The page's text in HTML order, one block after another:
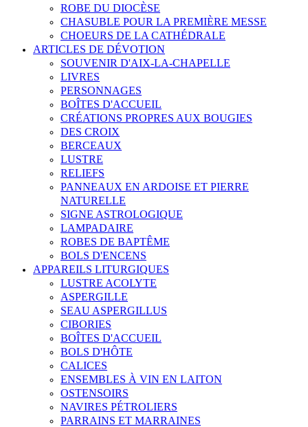
ROBE DU DIOCÈSE
CHASUBLE POUR LA PREMIÈRE MESSE
CHOEURS DE LA CATHÉDRALE
ARTICLES DE DÉVOTION
SOUVENIR D'AIX-LA-CHAPELLE
LIVRES
PERSONNAGES
BOÎTES D'ACCUEIL
CRÉATIONS PROPRES AUX BOUGIES
DES CROIX
BERCEAUX
LUSTRE
RELIEFS
PANNEAUX EN ARDOISE ET PIERRE
NATURELLE
SIGNE ASTROLOGIQUE
LAMPADAIRE
ROBES DE BAPTÊME
BOLS D'ENCENS
APPAREILS LITURGIQUES
LUSTRE ACOLYTE
ASPERGILLE
SEAU ASPERGILLUS
CIBORIES
BOÎTES D'ACCUEIL
BOLS D'HÔTE
CALICES
ENSEMBLES À VIN EN LAITON
OSTENSOIRS
NAVIRES PÉTROLIERS
PARRAINS ET MARRAINES